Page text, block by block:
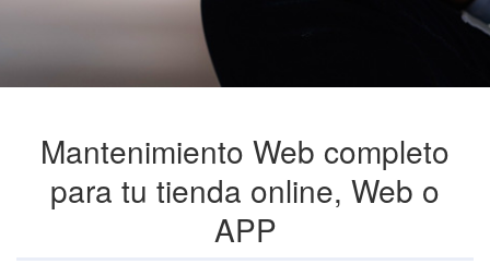
Mantenimiento Web completo
para tu tienda online, Web o
APP